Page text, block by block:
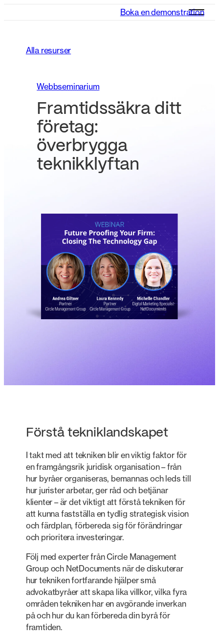
Boka en demonstration
Alla resurser
Webbseminarium
Framtidssäkra ditt
företag:
överbrygga
teknikklyftan
Förstå tekniklandskapet
I takt med att tekniken blir en viktig faktor för
en framgångsrik juridisk organisation – från
hur byråer organiseras, bemannas och leds till
hur jurister arbetar, ger råd och betjänar
klienter – är det viktigt att förstå tekniken för
att kunna fastställa en tydlig strategisk vision
och färdplan, förbereda sig för förändringar
och prioritera investeringar.
Följ med experter från Circle Management
Group och NetDocuments när de diskuterar
hur tekniken fortfarande hjälper små
advokatbyråer att skapa lika villkor, vilka fyra
områden tekniken har en avgörande inverkan
på och hur du kan förbereda din byrå för
framtiden.